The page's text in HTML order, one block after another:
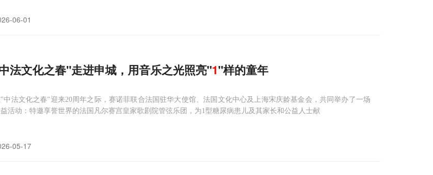
06-01
法文化之春"走进申城，用音乐之光照亮"1"样的童年
中法文化之春"迎来20周年之际，赛诺菲联合法国驻华大使馆、法国文化中心及上海宋庆龄基金会，共同举办了一场
活动：特邀享誉世界的法国凡尔赛宫皇家歌剧院管弦乐团，为1型糖尿病患儿及其家长和公益人士献
05-17